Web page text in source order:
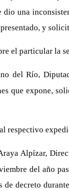
dio una
y
el particular la
del Río,
que expone,
respectivo
Alpízar,
del año
de decreto